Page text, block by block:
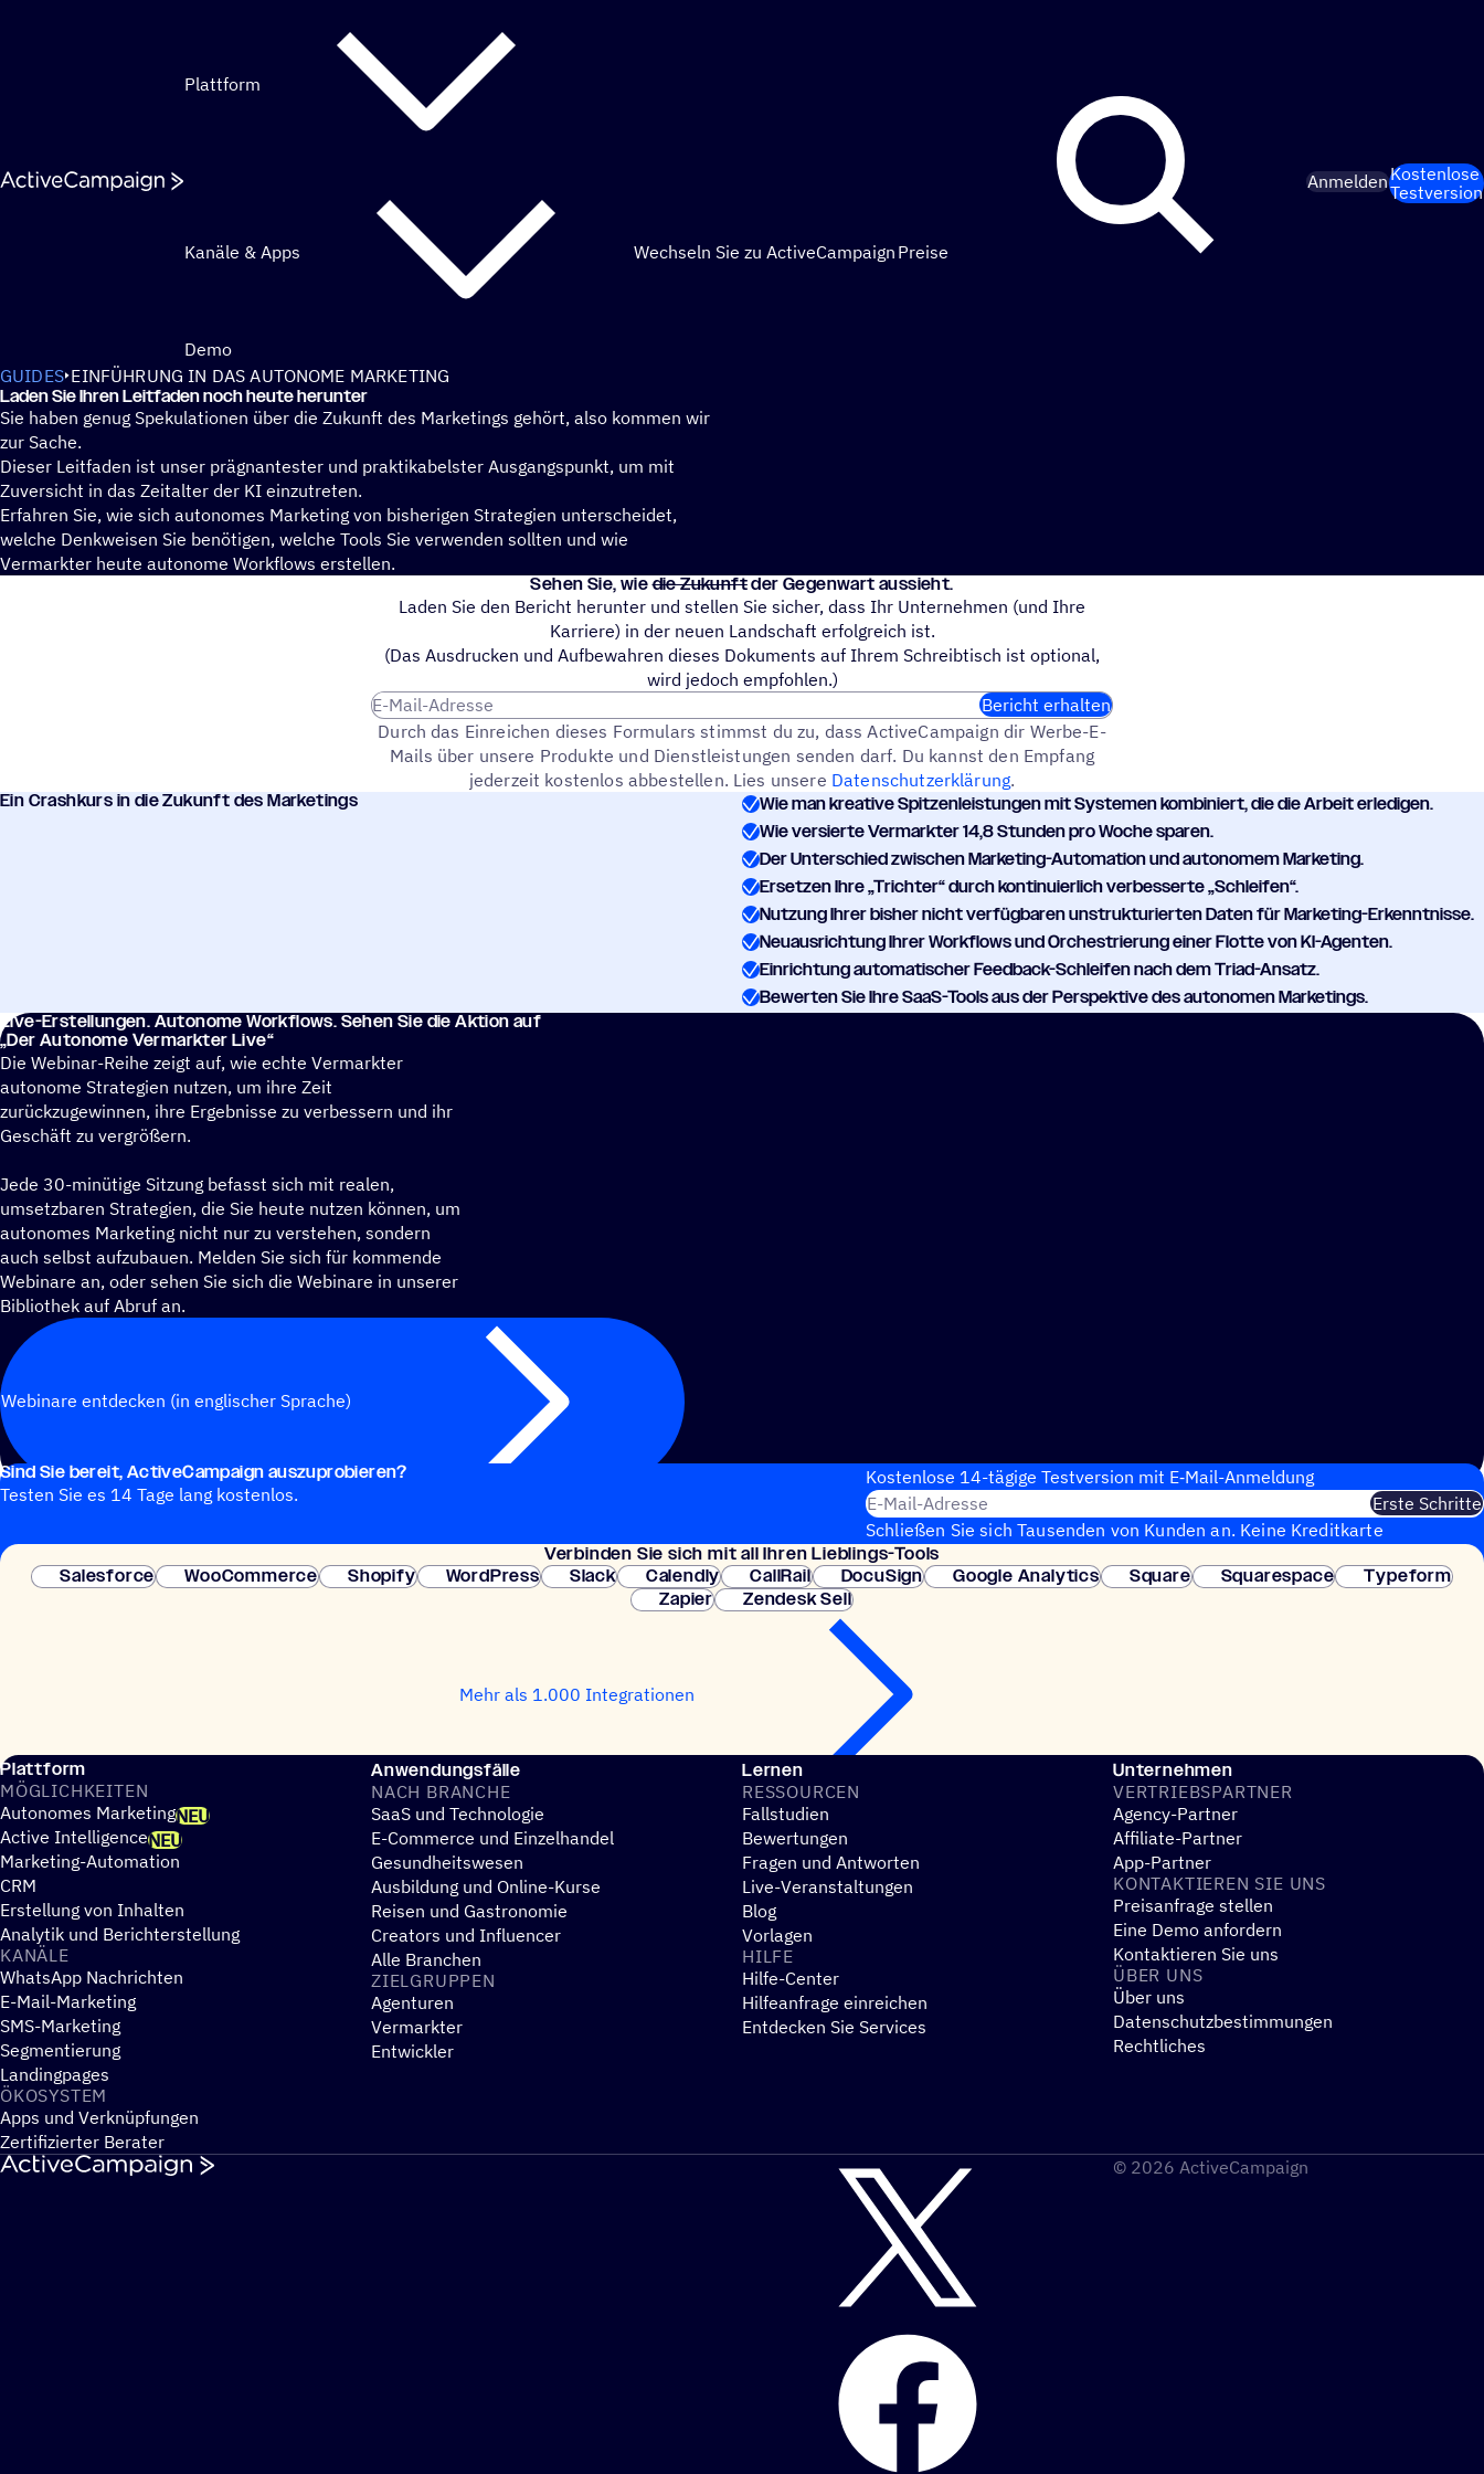
Plattform
Kanäle & Apps Wechseln Sie zu ActiveCampaign Preise
Demo
AnmeldenKostenlose
Testversion
GUIDES EINFÜHRUNG IN DAS AUTONOME MARKETING
Laden Sie Ihren Leit­fa­den noch heute herunter
Sie haben genug Spekulationen über die Zukunft des Marketings gehört, also kommen wir
zur Sache.
Dieser Leitfaden ist unser prägnantester und praktikabelster Ausgangspunkt, um mit
Zuversicht in das Zeitalter der KI einzutreten.
Erfahren Sie, wie sich autonomes Marketing von bisherigen Strategien unterscheidet,
welche Denkweisen Sie benötigen, welche Tools Sie verwenden sollten und wie
Vermarkter heute autonome Workflows erstellen.
Sehen Sie, wiedie Zukunftder Gegenwart aussieht.
Laden Sie den Bericht herunter und stellen Sie sicher, dass Ihr Unternehmen (und Ihre
Karriere) in der neuen Landschaft erfolgreich ist.
(Das Ausdrucken und Aufbewahren dieses Dokuments auf Ihrem Schreibtisch ist optional,
wird jedoch empfohlen.)
E-Mail-Adresse
Bericht erhalten
Durch das Einreichen dieses Formulars stimmst du zu, dass ActiveCampaign dir Werbe-E-
Mails über unsere Produkte und Dienstleistungen senden darf. Du kannst den Empfang
jederzeit kostenlos abbestellen. Lies unsere Datenschutzerklärung.
Ein Crash­kurs in die Zukunft des Marketings
Wie man kreative Spitzenleistungen mit Systemen kombiniert, die die Arbeit erledigen.
Wie versierte Vermarkter 14,8 Stunden pro Woche sparen.
Der Unterschied zwischen Marketing-Automation und autonomem Marketing.
Ersetzen Ihre „Trichter“ durch kontinuierlich verbesserte „Schleifen“.
Nutzung Ihrer bisher nicht verfügbaren unstrukturierten Daten für Marketing-Erkenntnisse.
Neuausrichtung Ihrer Workflows und Orchestrierung einer Flotte von KI-Agenten.
Einrichtung automatischer Feedback-Schleifen nach dem Triad-Ansatz.
Bewerten Sie Ihre SaaS-Tools aus der Perspektive des autonomen Marketings.
Live-Erstel­lun­gen. Auto­nome Work­flows. Sehen Sie die Aktion auf
„Der Auto­nome Vermarkter Live“
Die Webinar-Reihe zeigt auf, wie echte Vermarkter
autonome Strategien nutzen, um ihre Zeit
zurückzugewinnen, ihre Ergebnisse zu verbessern und ihr
Geschäft zu vergrößern.
Jede 30-minütige Sitzung befasst sich mit realen,
umsetzbaren Strategien, die Sie heute nutzen können, um
autonomes Marketing nicht nur zu verstehen, sondern
auch selbst aufzubauen. Melden Sie sich für kommende
Webinare an, oder sehen Sie sich die Webinare in unserer
Bibliothek auf Abruf an.
Webinare entdecken (in englischer Sprache)
Sind Sie bereit, ActiveCampaign auszuprobieren?
Testen Sie es 14 Tage lang kostenlos.
Kosten­lose 14-tägige Test­ver­sion mit E‑Mail-Anmel­dung
E-Mail-Adresse
Erste Schritte
Schließen Sie sich Tausenden von Kunden an. Keine Kreditkarte
erforderlich. Sofortige Einrichtung.
Verbin­den Sie sich mit all Ihren Lieblings-Tools
Salesforce
WooCommerce Shopify WordPress Slack Calendly CallRail DocuSign Google Analytics Square Squarespace
Typeform
Zapier
Zendesk Sell
Mehr als 1.000 Integrationen
Plattform
MÖGLICH­KEI­TEN
Autonomes MarketingNEU
Active IntelligenceNEU
Marketing-Automation
CRM
Erstellung von Inhalten
Analytik und Berichterstellung
KANÄLE
WhatsApp Nachrichten
E-Mail-Marketing
SMS-Marketing
Segmentierung
Landingpages
ÖKOSYS­TEM
Apps und Verknüpfungen
Zertifizierter Berater
Anwendungsfälle
NACH BRANCHE
SaaS und Technologie
E-Commerce und Einzelhandel
Gesundheitswesen
Ausbildung und Online-Kurse
Reisen und Gastronomie
Creators und Influencer
Alle Branchen
ZIEL­GRUP­PEN
Agenturen
Vermarkter
Entwickler
Lernen
RESSOUR­CEN
Fallstudien
Bewertungen
Fragen und Antworten
Live-Veranstaltungen
Blog
Vorlagen
HILFE
Hilfe-Center
Hilfeanfrage einreichen
Entdecken Sie Services
Unternehmen
VERTRIEBS­PART­NER
Agency-Partner
Affiliate-Partner
App-Partner
KONTAK­TIE­REN SIE UNS
Preisanfrage stellen
Eine Demo anfordern
Kontaktieren Sie uns
ÜBER UNS
Über uns
Datenschutzbestimmungen
Rechtliches
© 2026 ActiveCampaign